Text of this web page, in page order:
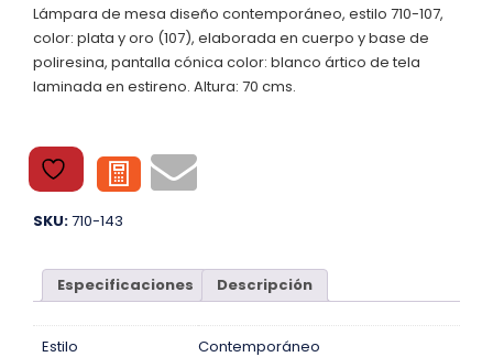
Lámpara de mesa diseño contemporáneo, estilo 710-107,
color: plata y oro (107), elaborada en cuerpo y base de
poliresina, pantalla cónica color: blanco ártico de tela
laminada en estireno. Altura: 70 cms.
SKU:710-143
Especificaciones Descripción
Estilo Contemporáneo